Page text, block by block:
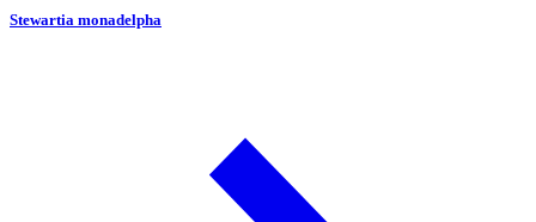
Stewartia monadelpha